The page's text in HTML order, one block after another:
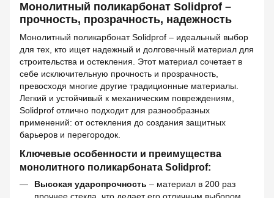
Монолитный поликарбонат Solidprof –
прочность, прозрачность, надежность
Монолитный поликарбонат Solidprof – идеальный выбор
для тех, кто ищет надежный и долговечный материал для
строительства и остекления. Этот материал сочетает в
себе исключительную прочность и прозрачность,
превосходя многие другие традиционные материалы.
Легкий и устойчивый к механическим повреждениям,
Solidprof отлично подходит для разнообразных
применений: от остекления до создания защитных
барьеров и перегородок.
Ключевые особенности и преимущества
монолитного поликарбоната Solidprof:
Высокая ударопрочность – материал в 200 раз